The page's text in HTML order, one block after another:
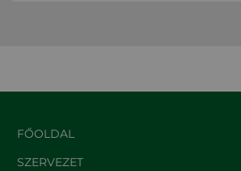
FŐOLDAL
SZERVEZET